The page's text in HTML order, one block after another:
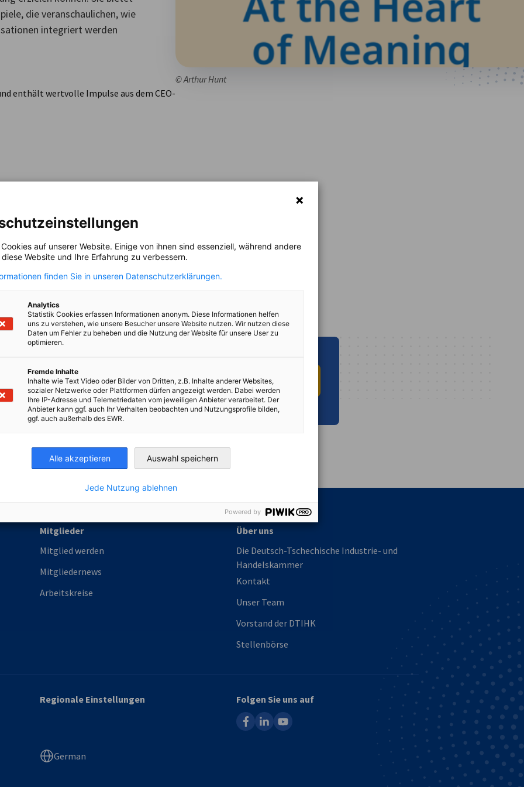
die veranschaulichen, wie
integriert werden
© Arthur Hunt
enthält wertvolle Impulse aus dem CEO-
etwas Anderes?
finden Sie aktuelle Neuigkeiten,
Podcasts...
ZUM INFO HUB
Industrie- und Handelskammer
Industrie- und Handelskammer
AHK.de
Germany Trade & Invest
Mitglieder
Mitglied werden
Mitgliedernews
Arbeitskreise
Über uns
Die Deutsch-Tschechische Industrie- und
Handelskammer
Kontakt
Unser Team
Vorstand der DTIHK
Stellenbörse
Regionale Einstellungen
German
Folgen Sie uns auf
facebooklinkedinyoutube
auf unserer Website. Einige von ihnen sind essenziell, während andere
Website und Ihre Erfahrung zu verbessern.
finden Sie in unseren Datenschutzerklärungen.
Analytics
Statistik Cookies erfassen Informationen anonym. Diese Informationen helfen
uns zu verstehen, wie unsere Besucher unsere Website nutzen. Wir nutzen diese
Daten um Fehler zu beheben und die Nutzung der Website für unsere User zu
optimieren.
Fremde Inhalte
Inhalte wie Text Video oder Bilder von Dritten, z.B. Inhalte anderer Websites,
sozialer Netzwerke oder Plattformen dürfen angezeigt werden. Dabei werden
Ihre IP-Adresse und Telemetriedaten vom jeweiligen Anbieter verarbeitet. Der
Anbieter kann ggf. auch Ihr Verhalten beobachten und Nutzungsprofile bilden,
ggf. auch außerhalb des EWR.
Alle akzeptieren Auswahl speichern
Jede Nutzung ablehnen
Powered by